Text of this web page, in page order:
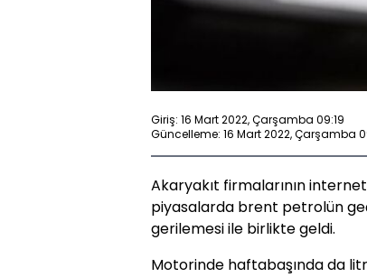
Giriş: 16 Mart 2022, Çarşamba 09:19
Güncelleme: 16 Mart 2022, Çarşamba
Akaryakıt firmalarının
piyasalarda brent petrolün
gerilemesi ile birlikte geldi.
Motorinde haftabaşında da